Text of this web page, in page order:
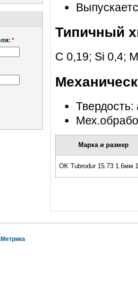
*
Типичный
С 0,19; Si 0,4;
Марка и размер
OK Tubrodur 15.73 1.6мм